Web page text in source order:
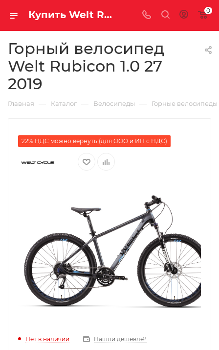
Купить Welt Rubicon 1.0 27 2019 за рублей, а со скидкой 0
Горный велосипед
Welt Rubicon 1.0 27
2019
Главная — Каталог — Велосипеды — Горные велосипеды
22% НДС можно вернуть (для ООО и ИП с НДС)
Нет в наличии Нашли дешевле?